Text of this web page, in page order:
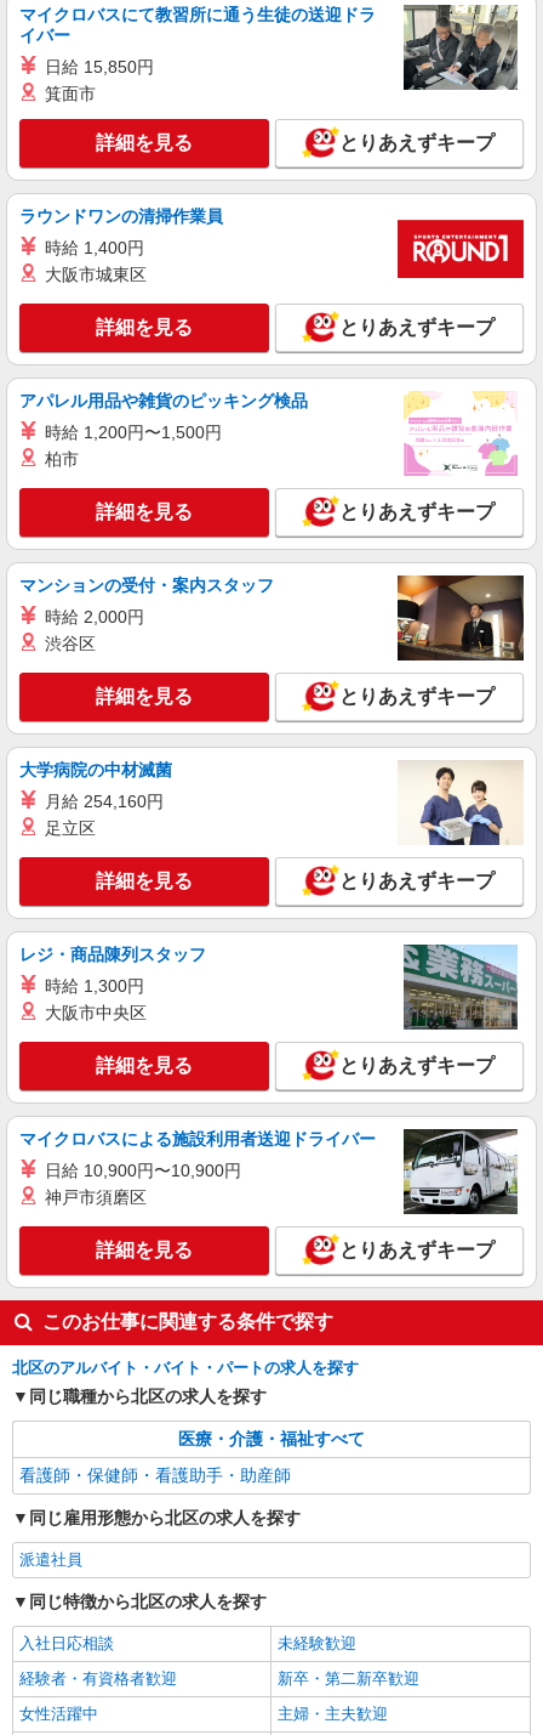
時給1500円 ◆前払い・日払い・週払いOK
派遣社員
（株）ウィルオブ・ワークCW 池袋支店/ms130201
病院内の補助staff
時給1500円 ◆前払い・日払い・週払いOK
キープ 詳細を見る
職業紹介
株式会社トラストグロース 新宿本社 第3営業部
病院での看護師
月給：313000円〜（基本給：175000円＋一律
手当138000円） ※資格や経験による ＜手当詳細
＞ ＊加給手当：30,000円〜80,000円 ＊夜勤手当：
14,000円/回 （夜勤は月4回程度） ＊皆勤手当：
6,000円 ＊精勤手当：6,000円 ＊資格手当：准看護
師20,000円/看護師30,000円 ＊調整手当：20,000
キープ 詳細を見る
派遣社員
デイサービスでの看護師
時給：准看護師2100円/看護師2200円 ※資格や
詳細を見る
株式会社kotrio /●SW-S-2080045
十条駅＊病院の看護助手│残業ほぼなし！経験
不問・資格不問◎
【正社員】月給240,000〜400,000円 ・基本
給：200,000円〜220,000円 ・資格手当：10,000〜
30,000円 ・役職手当：10,000〜70,000円 ・処遇改
善手当：20,000〜60,000円（勤続年数、保有資格
により変動） ・固定残業手当：20,000円（10時
間） ※固定残業時間を超過する場合には超過勤務
手当として別途支給 ・夜勤手当：10,000円/1回
（上記給与とは別に支給） 下記資格をお持ちの方
歓迎 ・認知症介護基礎研修 ・初任者研修 ・実務
者研修 ・介護福祉士 など
東京都北区上十条
キープ 詳細を見る
派遣社員
（株）ウィルオブ・ワークCW 池袋支店/ms130201
時給1500円 ◆前払い・日払い・週払いOK
東京都北区
キープ
マイクロバスにて教習所に通う生徒の送迎ドラ
イバー
日給 15,850円
箕面市
詳細を見る とりあえずキープ
ラウンドワンの清掃作業員
時給 1,400円
大阪市城東区
詳細を見る とりあえずキープ
アパレル用品や雑貨のピッキング検品
時給 1,200円〜1,500円
柏市
詳細を見る とりあえずキープ
マンションの受付・案内スタッフ
時給 2,000円
渋谷区
詳細を見る とりあえずキープ
大学病院の中材滅菌
月給 254,160円
足立区
詳細を見る とりあえずキープ
レジ・商品陳列スタッフ
時給 1,300円
大阪市中央区
詳細を見る とりあえずキープ
マイクロバスによる施設利用者送迎ドライバー
日給 10,900円〜10,900円
神戸市須磨区
詳細を見る とりあえずキープ
このお仕事に関連する条件で探す
北区のアルバイト・バイト・パートの求人を探す
同じ職種から北区の求人を探す
医療・介護・福祉すべて
看護師・保健師・看護助手・助産師
同じ雇用形態から北区の求人を探す
派遣社員
同じ特徴から北区の求人を探す
入社日応相談
未経験歓迎
経験者・有資格者歓迎
新卒・第二新卒歓迎
女性活躍中
主婦・主夫歓迎